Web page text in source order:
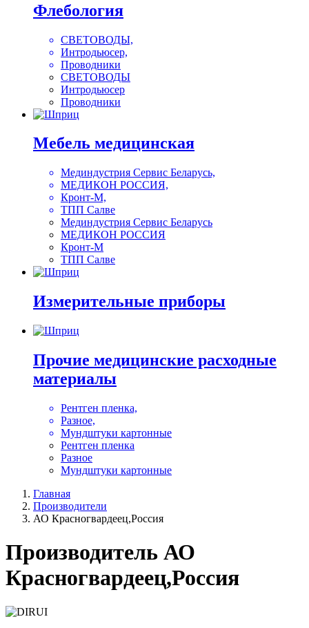
Флебология
СВЕТОВОДЫ,
Интродьюсер,
Проводники
СВЕТОВОДЫ
Интродьюсер
Проводники
Мебель медицинская
Мединдустрия Сервис Беларусь,
МЕДИКОН РОССИЯ,
Кронт-М,
ТПП Салве
Мединдустрия Сервис Беларусь
МЕДИКОН РОССИЯ
Кронт-М
ТПП Салве
Измерительные приборы
Прочие медицинские расходные
материалы
Рентген пленка,
Разное,
Мундштуки картонные
Рентген пленка
Разное
Мундштуки картонные
Главная
Производители
АО Красногвардеец,Россия
Производитель АО
Красногвардеец,Россия